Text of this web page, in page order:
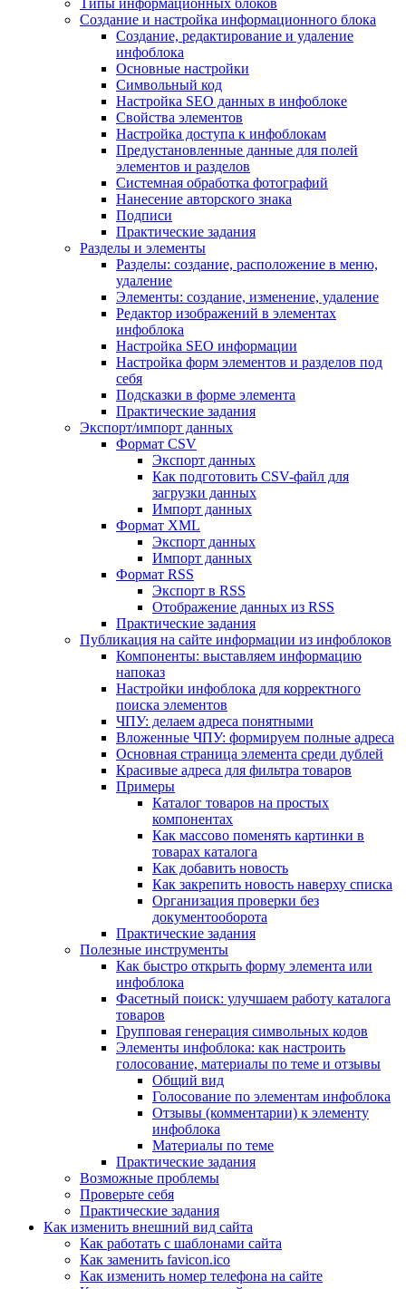
Типы информационных блоков
Создание и настройка информационного блока
Создание, редактирование и удаление
инфоблока
Основные настройки
Символьный код
Настройка SEO данных в инфоблоке
Свойства элементов
Настройка доступа к инфоблокам
Предустановленные данные для полей
элементов и разделов
Системная обработка фотографий
Нанесение авторского знака
Подписи
Практические задания
Разделы и элементы
Разделы: создание, расположение в меню,
удаление
Элементы: создание, изменение, удаление
Редактор изображений в элементах
инфоблока
Настройка SEO информации
Настройка форм элементов и разделов под
себя
Подсказки в форме элемента
Практические задания
Экспорт/импорт данных
Формат CSV
Экспорт данных
Как подготовить CSV-файл для
загрузки данных
Импорт данных
Формат XML
Экспорт данных
Импорт данных
Формат RSS
Экспорт в RSS
Отображение данных из RSS
Практические задания
Публикация на сайте информации из инфоблоков
Компоненты: выставляем информацию
напоказ
Настройки инфоблока для корректного
поиска элементов
ЧПУ: делаем адреса понятными
Вложенные ЧПУ: формируем полные адреса
Основная страница элемента среди дублей
Красивые адреса для фильтра товаров
Примеры
Каталог товаров на простых
компонентах
Как массово поменять картинки в
товарах каталога
Как добавить новость
Как закрепить новость наверху списка
Организация проверки без
документооборота
Практические задания
Полезные инструменты
Как быстро открыть форму элемента или
инфоблока
Фасетный поиск: улучшаем работу каталога
товаров
Групповая генерация символьных кодов
Элементы инфоблока: как настроить
голосование, материалы по теме и отзывы
Общий вид
Голосование по элементам инфоблока
Отзывы (комментарии) к элементу
инфоблока
Материалы по теме
Практические задания
Возможные проблемы
Проверьте себя
Практические задания
Как изменить внешний вид сайта
Как работать с шаблонами сайта
Как заменить favicon.ico
Как изменить номер телефона на сайте